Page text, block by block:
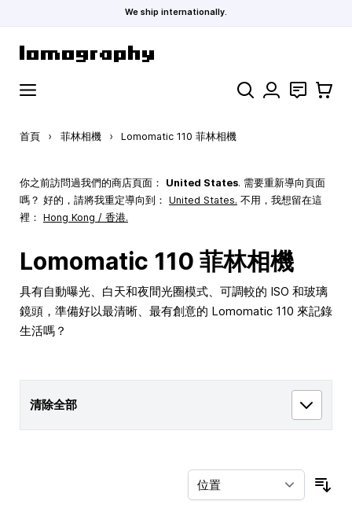
We ship internationally.
搜索 聯絡 購物車
首頁 › 菲林相機 › Lomomatic 110 菲林相機
你之前訪問過我們的商店頁面： United States. 需要重新導向頁面
嗎？ 好的，請將我重定導向到： United States. 不用，我想留在這
裡： Hong Kong / 香港.
Lomomatic 110 菲林相機
具有自動曝光、白天和夜間光圈模式、可調較的 ISO 和玻璃
鏡頭，準備好以最清晰、最有創意的 Lomomatic 110 來記錄
生活嗎？
清除全部